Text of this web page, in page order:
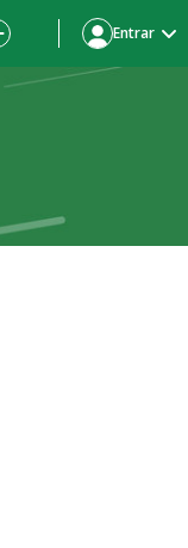
Entrar